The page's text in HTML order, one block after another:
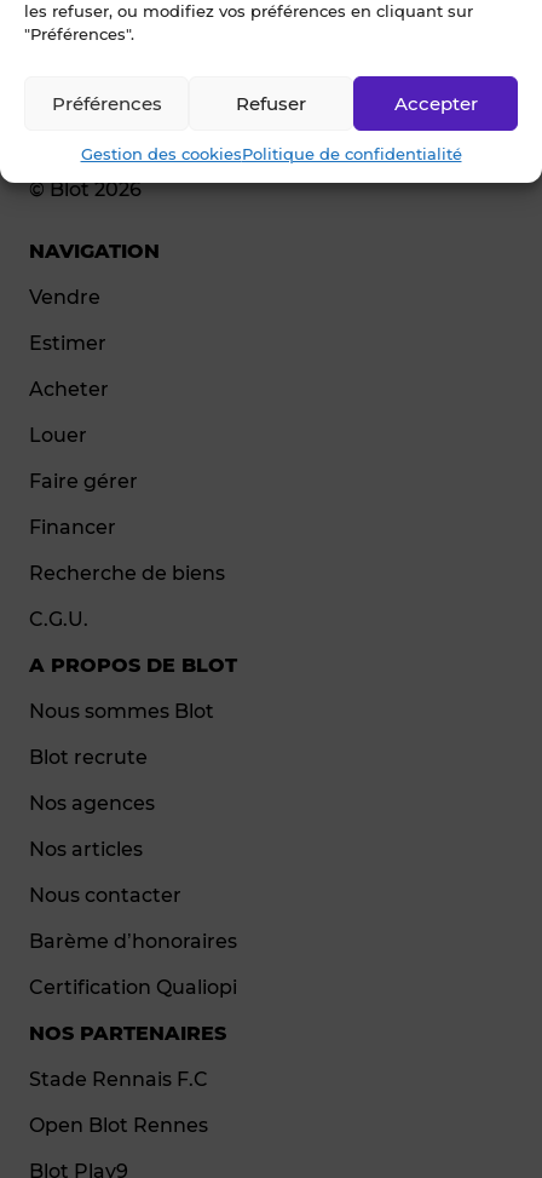
les refuser, ou modifiez vos préférences en cliquant sur
"Préférences".
Accepter
Refuser
Préférences
Gestion des cookiesPolitique de confidentialité
© Blot 2026
NAVIGATION
Vendre
Estimer
Acheter
Louer
Faire gérer
Financer
Recherche de biens
C.G.U.
A PROPOS DE BLOT
Nous sommes Blot
Blot recrute
Nos agences
Nos articles
Nous contacter
Barème d’honoraires
Certification Qualiopi
NOS PARTENAIRES
Stade Rennais F.C
Open Blot Rennes
Blot Play9